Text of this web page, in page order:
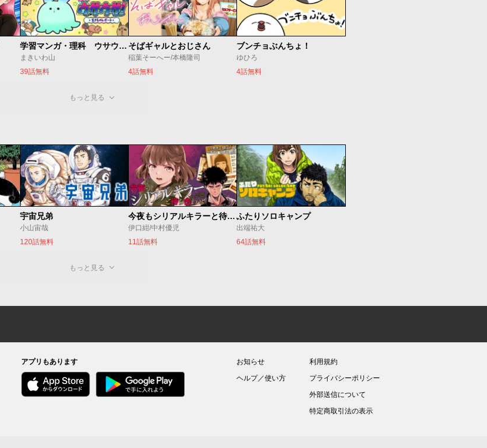
学習マンガ・理科 ウサウサ！
まきいわ山
39話無料
そばギャルとおじさん
稲葉そーへー/本橋隆司
4話無料
ブンチョぶんちょ！
ゆひろ
4話無料
もっと見る
宇宙兄弟
小山宙哉
120話無料
今夜もシリアルキラーと待ち合わせ
伊口紺/中村優児
11話無料
ふたりソロキャンプ
出端祐大
64話無料
もっと見る
アプリもあります
お知らせ
ヘルプ／使い方
利用規約
プライバシーポリシー
外部送信について
特定商取引法の表示